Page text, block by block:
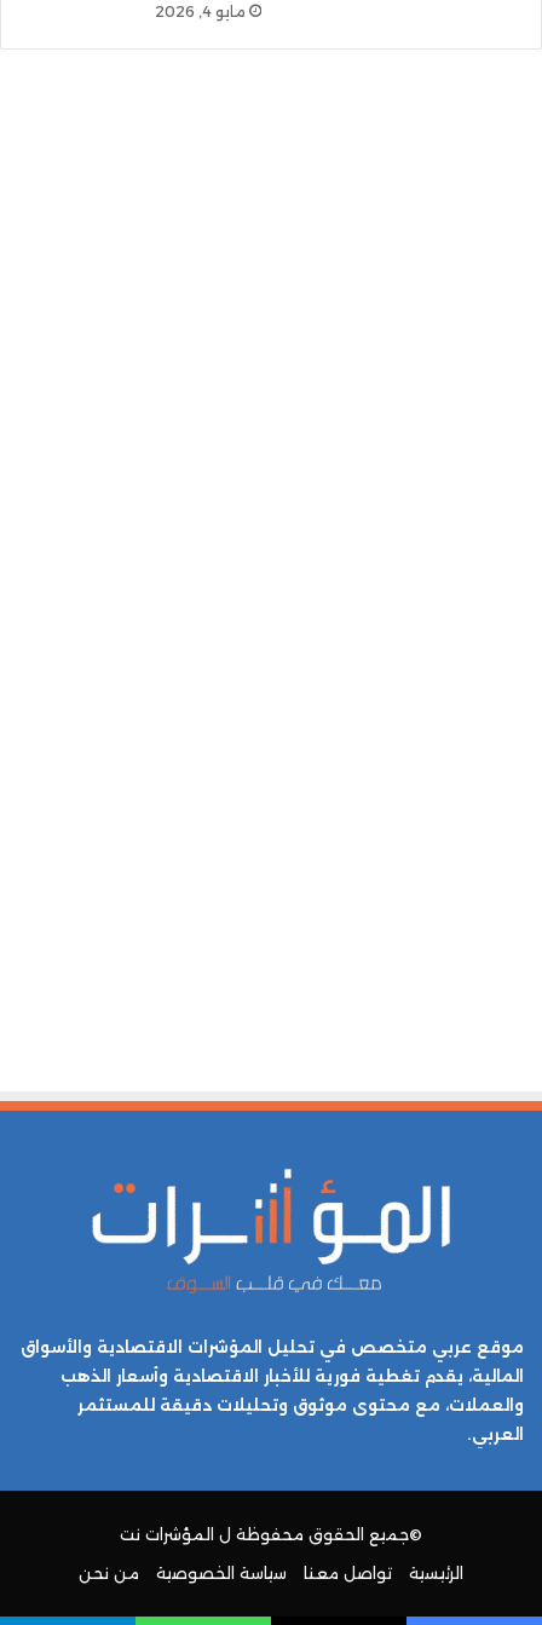
مايو 4, 2026
موقع عربي متخصص في تحليل المؤشرات الاقتصادية والأسواق
المالية، يقدم تغطية فورية للأخبار الاقتصادية وأسعار الذهب
والعملات، مع محتوى موثوق وتحليلات دقيقة للمستثمر
العربي.
©جميع الحقوق محفوظة ل المؤشرات نت
الرئيسية
تواصل معنا سياسة الخصوصية من نحن